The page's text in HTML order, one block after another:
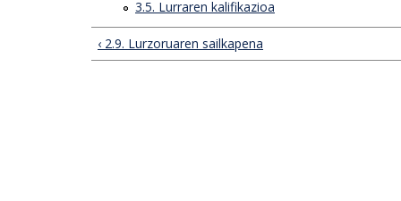
3.5. Lurraren kalifikazioa
‹ 2.9. Lurzoruaren sailkapena